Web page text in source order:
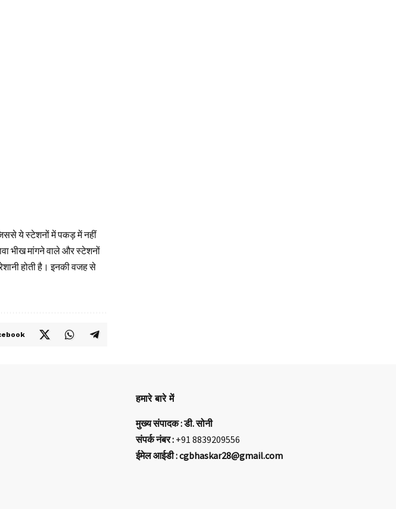
ये स्‍टेशनों में पकड़ में नहीं
भीख मांगने वाले और स्‍टेशनों
होती है। इनकी वजह से
हमारे बारे में
मुख्य संपादक : डी. सोनी
संपर्क नंबर : +91 8839209556
ईमेल आईडी : cgbhaskar28@gmail.com